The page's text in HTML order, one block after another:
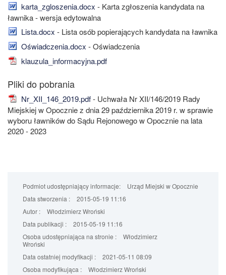
karta_zgloszenia.docx - Karta zgłoszenia kandydata na
ławnika - wersja edytowalna
Lista.docx - Lista osób popierających kandydata na ławnika
Oświadczenia.docx - Oświadczenia
klauzula_informacyjna.pdf
Nr_XII_146_2019.pdf- Uchwała Nr XII/146/2019 Rady
Miejskiej w Opocznie z dnia 29 października 2019 r. w sprawie
wyboru ławników do Sądu Rejonowego w Opocznie na lata
2020 - 2023
Podmiot udostępniający informacje:
Urząd Miejski w Opocznie
Data stworzenia :
2015-05-19 11:16
Autor :
Włodzimierz Wroński
Data publikacji :
2015-05-19 11:16
Osoba udostępniająca na stronie :
Włodzimierz
Wroński
Data ostatniej modyfikacji :
2021-05-11 08:09
Osoba modyfikująca :
Włodzimierz Wroński